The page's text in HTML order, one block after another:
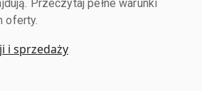
Przeczytaj pełne warunki
oferty.
i sprzedaży